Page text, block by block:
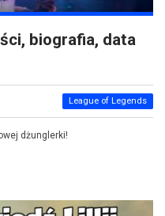
biografia, data
League of Legends
dżunglerki!